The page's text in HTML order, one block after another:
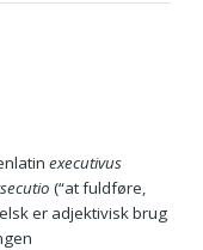
executivus
(“at fuldføre,
er adjektivisk brug